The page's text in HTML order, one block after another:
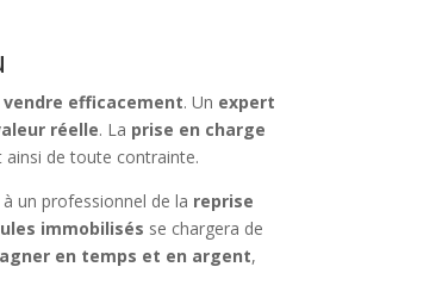
vendre efficacement. Un expert
réelle. La prise en charge
de toute contrainte.
un professionnel de la reprise
immobilisés se chargera de
en temps et en argent,